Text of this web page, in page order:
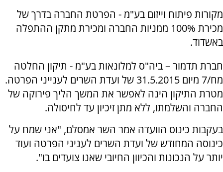
מקורות פיתוח וייזום בע"מ - הפרטת החברה בדרך של
מכירת 100% ממניות החברה ומכירת מתקן ההתפלה
באשדוד.
חברת תדמור – ביה"ס למלונאות בע"מ - תיקון החלטה
מח/7 מיום 31.5.2015 של ועדת השרים לענייני הפרטה.
מטרת התיקון הינה לאפשר את המשך הליך פירוקה של
החברה והשלמתו, ללא מתן זיכיון עד לחיסולה.
בעקבות כינוס הוועדה אמר השר אמסלם, "אני שמח על
כינוסה המחודש של ועדת השרים לעניני הפרטה ועוד
יותר על הנכונות והכיוון החיובי שאנו צועדים בו".